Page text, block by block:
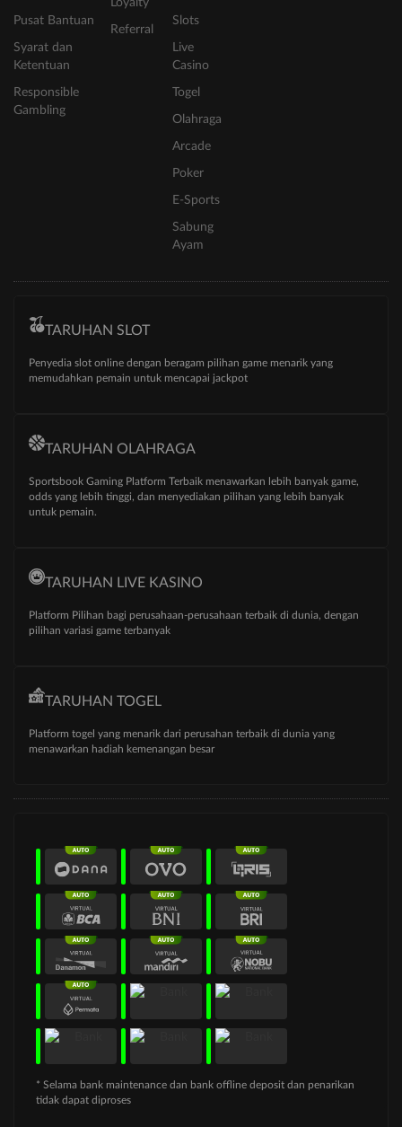
Pusat Bantuan
Syarat dan
Ketentuan
Responsible
Gambling
Loyalty
Referral
Slots
Live
Casino
Togel
Olahraga
Arcade
Poker
E-Sports
Sabung
Ayam
TARUHAN SLOT
Penyedia slot online dengan beragam pilihan game menarik yang
memudahkan pemain untuk mencapai jackpot
TARUHAN OLAHRAGA
Sportsbook Gaming Platform Terbaik menawarkan lebih banyak game,
odds yang lebih tinggi, dan menyediakan pilihan yang lebih banyak
untuk pemain.
TARUHAN LIVE KASINO
Platform Pilihan bagi perusahaan-perusahaan terbaik di dunia, dengan
pilihan variasi game terbanyak
TARUHAN TOGEL
Platform togel yang menarik dari perusahan terbaik di dunia yang
menawarkan hadiah kemenangan besar
* Selama bank maintenance dan bank offline deposit dan penarikan
tidak dapat diproses